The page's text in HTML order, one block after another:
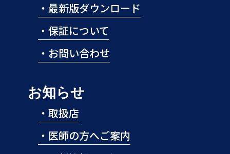
・ 最新版ダウンロード
・ 保証について
・ お問い合わせ
お知らせ
・ 取扱店
・ 医師の方へご案内